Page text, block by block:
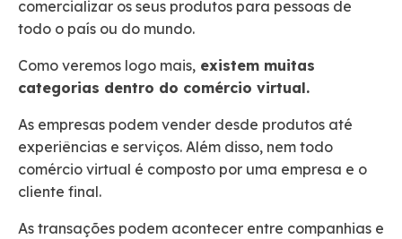
comercializar os seus produtos para pessoas de
todo o país ou do mundo.
Como veremos logo mais, existem muitas
categorias dentro do comércio virtual.
As empresas podem vender desde produtos até
experiências e serviços. Além disso, nem todo
comércio virtual é composto por uma empresa e o
cliente final.
As transações podem acontecer entre companhias e